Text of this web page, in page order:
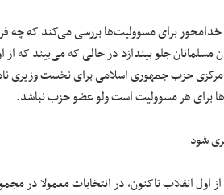
برای مسوولیت‌ها بررسی می‌کند که چه
جلو بیندازد در حالی که می‌بیند که
حزب جمهوری اسلامی برای نخست وزیری نامزد
برای هر مسوولیت است ولو عضو حزب نباشد.
شود
اول انقلاب تاکنون، در انتخابات معمولا